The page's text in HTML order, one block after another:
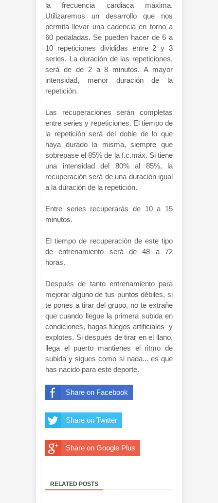
la frecuencia cardiaca máxima.
Utilizaremos un desarrollo que nos
permita llevar una cadencia en torno a
60 pedaladas. Se pueden hacer de 6 a
10 repeticiones divididas entre 2 y 3
series. La duración de las repeticiones,
será de de 2 a 8 minutos. A mayor
intensidad, menor duración de la
repetición.
Las recuperaciones serán completas
entre series y repeticiones. El tiempo de
la repetición será del doble de lo que
haya durado la misma, siempre que
sobrepase el 85% de la f.c.máx. Si tiene
una intensidad del 80% al 85%, la
recuperación será de una duración igual
a la duración de la repetición.
Entre series recuperarás de 10 a 15
minutos.
El tiempo de recuperación de este tipo
de entrenamiento será de 48 a 72
horas.
Después de tanto entrenamiento para
mejorar alguno de tus puntos débiles, si
te pones a tirar del grupo, no te extrañe
que cuando llegue la primera subida en
condiciones, hagas fuegos artificiales y
explotes. Si después de tirar en el llano,
llega el puerto mantienes el ritmo de
subida y sigues como si nada... es que
has nacido para este deporte.
Share on Facebook
Share on Twitter
Share on Google Plus
RELATED POSTS